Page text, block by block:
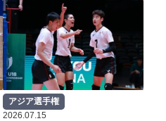
アジア選手権
2026.07.15